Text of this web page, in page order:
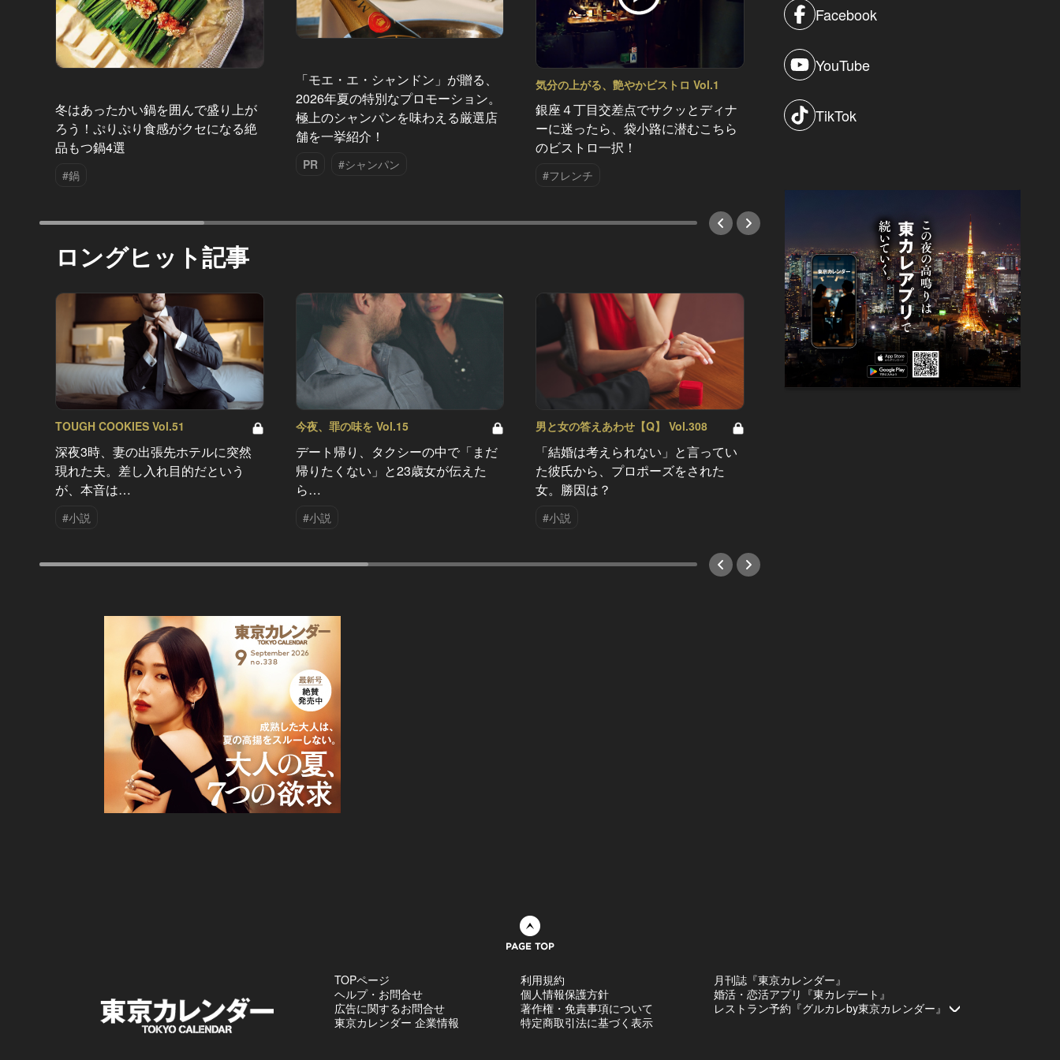
冬はあったかい鍋を囲んで盛り上が
ろう！ぷりぷり食感がクセになる絶
品もつ鍋4選
#鍋
「モエ・エ・シャンドン」が贈る、
2026年夏の特別なプロモーション。
極上のシャンパンを味わえる厳選店
舗を一挙紹介！
PR #シャンパン
気分の上がる、艶やかビストロ Vol.1
銀座４丁目交差点でサクッとディナ
ーに迷ったら、袋小路に潜むこちら
のビストロ一択！
#フレンチ
東京で絶対に食べてほしい麻婆豆腐！痺
れる辛さがクセになる Vol.1
辛いけど旨みも深い！食べる手が止
まらなくなるほど絶品な麻婆豆腐5
ロングヒット記事
TOUGH COOKIES Vol.51
深夜3時、妻の出張先ホテルに突然
現れた夫。差し入れ目的だという
が、本音は…
#小説
今夜、罪の味を Vol.15
デート帰り、タクシーの中で「まだ
帰りたくない」と23歳女が伝えた
ら…
#小説
男と女の答えあわせ【Q】 Vol.308
「結婚は考えられない」と言ってい
た彼氏から、プロポーズをされた
女。勝因は？
#小説
Facebook
YouTube
TikTok
TOPページ
ヘルプ・お問合せ
広告に関するお問合せ
東京カレンダー 企業情報
利用規約
個人情報保護方針
著作権・免責事項について
特定商取引法に基づく表示
月刊誌『東京カレンダー』
婚活・恋活アプリ『東カレデート』
レストラン予約『グルカレby東京カレンダー』